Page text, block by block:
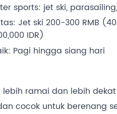
sports: jet ski,
Jet ski 200-300 RMB
IDR)
Pagi hingga siang hari
lebih ramai dan lebih
cocok untuk berenang